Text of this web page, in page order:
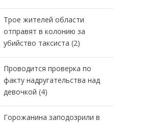
Трое жителей области
отправят в колонию за
убийство таксиста (2)
Проводится проверка по
факту надругательства над
девочкой (4)
Горожанина заподозрили в